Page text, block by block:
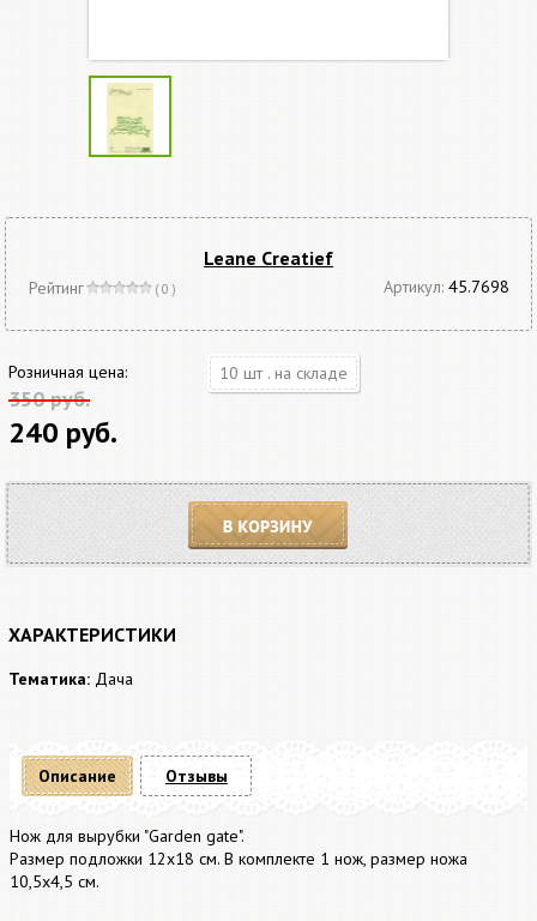
Leane Creatief
Рейтинг ( 0 ) Артикул: 45.7698
Розничная цена:
350 руб.
240 руб.
10 шт . на складе
В корзину
ХАРАКТЕРИСТИКИ
Тематика: Дача
Описание
Нож для вырубки "Garden gate".
Размер подложки 12х18 см. В комплекте 1 нож, размер ножа
10,5х4,5 см.
Отзывы